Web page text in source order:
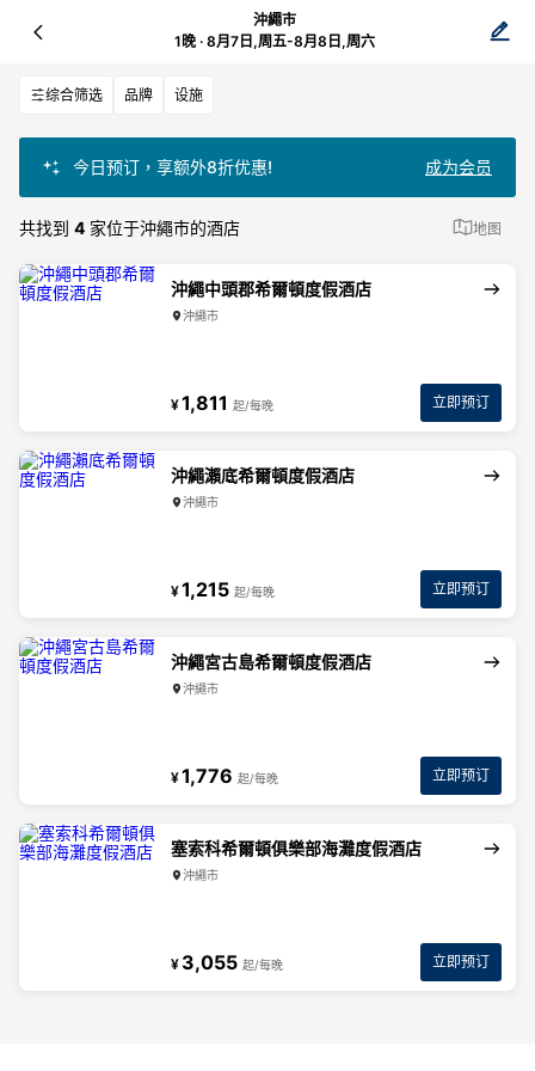
沖繩市
1晚 · 8月7日,周五-8月8日,周六
综合筛选 品牌 设施
今日预订，享额外8折优惠! 成为会员
共找到 4 家位于沖繩市的酒店 地图
沖繩中頭郡希爾頓度假酒店
沖繩市
¥1,811 起/每晚 立即预订
沖繩瀨底希爾頓度假酒店
沖繩市
¥1,215 起/每晚 立即预订
沖繩宮古島希爾頓度假酒店
沖繩市
¥1,776 起/每晚 立即预订
塞索科希爾頓俱樂部海灘度假酒店
沖繩市
¥ 3,055 起/每晚 立即预订